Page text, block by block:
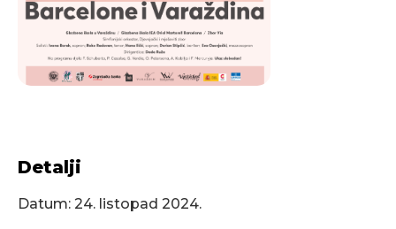
Detalji
Datum: 24. listopad 2024.